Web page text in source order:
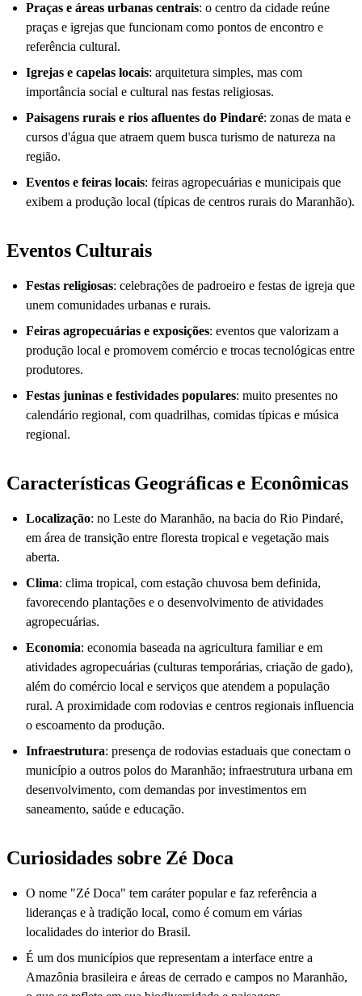
Praças e áreas urbanas centrais: o centro da cidade reúne
praças e igrejas que funcionam como pontos de encontro e
referência cultural.
Igrejas e capelas locais: arquitetura simples, mas com
importância social e cultural nas festas religiosas.
Paisagens rurais e rios afluentes do Pindaré: zonas de mata e
cursos d'água que atraem quem busca turismo de natureza na
região.
Eventos e feiras locais: feiras agropecuárias e municipais que
exibem a produção local (típicas de centros rurais do Maranhão).
Eventos Culturais
Festas religiosas: celebrações de padroeiro e festas de igreja que
unem comunidades urbanas e rurais.
Feiras agropecuárias e exposições: eventos que valorizam a
produção local e promovem comércio e trocas tecnológicas entre
produtores.
Festas juninas e festividades populares: muito presentes no
calendário regional, com quadrilhas, comidas típicas e música
regional.
Características Geográficas e Econômicas
Localização: no Leste do Maranhão, na bacia do Rio Pindaré,
em área de transição entre floresta tropical e vegetação mais
aberta.
Clima: clima tropical, com estação chuvosa bem definida,
favorecendo plantações e o desenvolvimento de atividades
agropecuárias.
Economia: economia baseada na agricultura familiar e em
atividades agropecuárias (culturas temporárias, criação de gado),
além do comércio local e serviços que atendem a população
rural. A proximidade com rodovias e centros regionais influencia
o escoamento da produção.
Infraestrutura: presença de rodovias estaduais que conectam o
município a outros polos do Maranhão; infraestrutura urbana em
desenvolvimento, com demandas por investimentos em
saneamento, saúde e educação.
Curiosidades sobre Zé Doca
O nome "Zé Doca" tem caráter popular e faz referência a
lideranças e à tradição local, como é comum em várias
localidades do interior do Brasil.
É um dos municípios que representam a interface entre a
Amazônia brasileira e áreas de cerrado e campos no Maranhão,